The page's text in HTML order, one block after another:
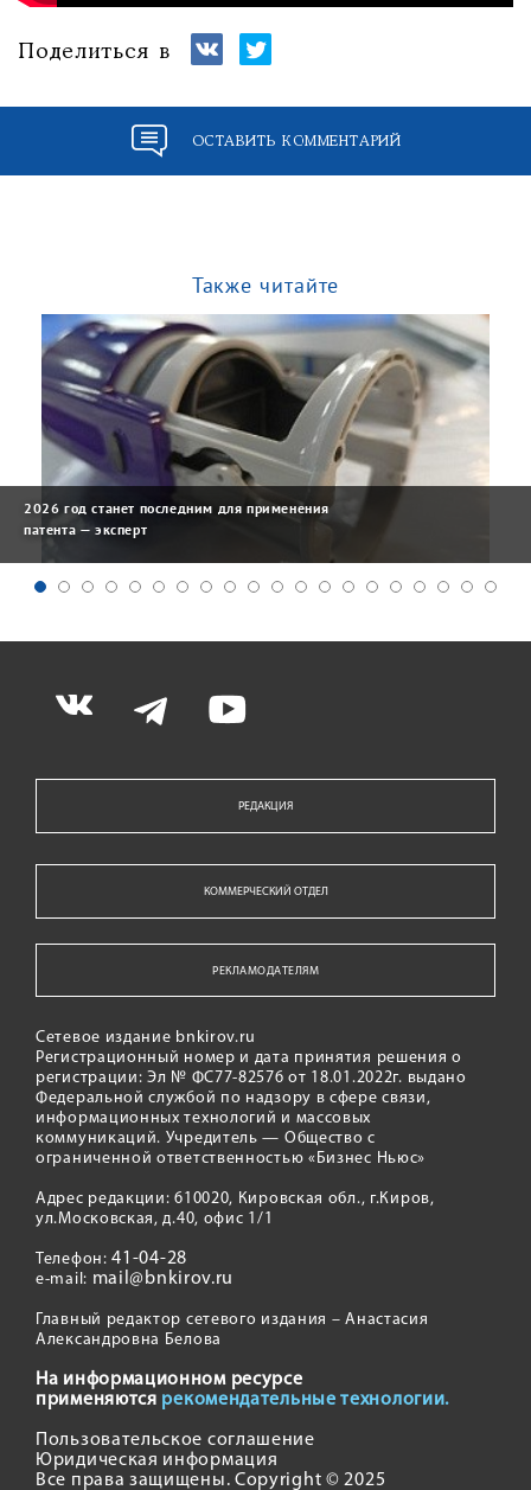
Поделиться в
ОСТАВИТЬ КОММЕНТАРИЙ
Также читайте
2026 год станет последним для применения
патента — эксперт
РЕДАКЦИЯ
КОММЕРЧЕСКИЙ ОТДЕЛ
РЕКЛАМОДАТЕЛЯМ
Сетевое издание bnkirov.ru
Регистрационный номер и дата принятия решения о
регистрации: Эл № ФС77-82576 от 18.01.2022г. выдано
Федеральной службой по надзору в сфере связи,
информационных технологий и массовых
коммуникаций. Учредитель — Общество с
ограниченной ответственностью «Бизнес Ньюс»
Адрес редакции: 610020, Кировская обл., г.Киров,
ул.Московская, д.40, офис 1/1
Телефон:41-04-28
e-mail: mail@bnkirov.ru
Главный редактор сетевого издания – Анастасия
Александровна Белова
На информационном ресурсе
применяются рекомендательные технологии.
Пользовательское соглашение
Юридическая информация
Все права защищены. Copyright © 2025